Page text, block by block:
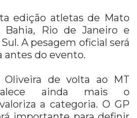
edição atletas de Mato
Bahia, Rio de Janeiro e
A pesagem oficial será
antes do evento.
Oliveira de volta ao MT
ainda mais o
a categoria. O GP